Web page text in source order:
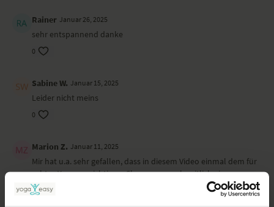
Rainer Januar 26, 2025
sehr entspannend danke
0
Sabine W. Januar 15, 2025
Leider nicht meins
0
Marion Z. Januar 11, 2025
Mir hat u.a. sehr gefallen, dass in diesem Video einmal dem für
echtes Yoga so wichtigem Shavasana auch zeitlich eine
angemessene Bedeutung eingeräumt wird. Namasté.